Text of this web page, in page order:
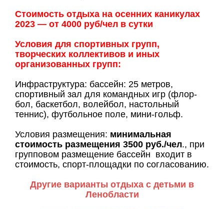
Стоимость отдыха на осенних каникулах
2023 — от 4000 руб/чел в сутки
Условия для спортивных групп,
творческих коллективов и иных
организованных групп:
Инфраструктура: бассейн: 25 метров,
спортивный зал для командных игр (флор-
бол, баскетбол, волейбол, настольный
теннис), футбольное поле, мини-гольф.
Условия размещения: минимальная
стоимость размещения 3500 руб./чел., при
групповом размещение бассейн входит в
стоимость, спорт-площадки по согласованию.
Другие варианты отдыха с детьми в
Ленобласти